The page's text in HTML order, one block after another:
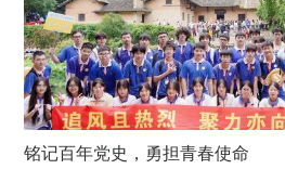
铭记百年党史，勇担青春使命